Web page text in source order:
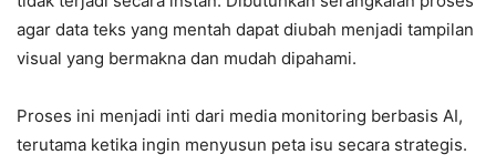
agar data teks yang mentah dapat diubah menjadi tampilan
visual yang bermakna dan mudah dipahami.
Proses ini menjadi inti dari media monitoring berbasis AI,
terutama ketika ingin menyusun peta isu secara strategis.